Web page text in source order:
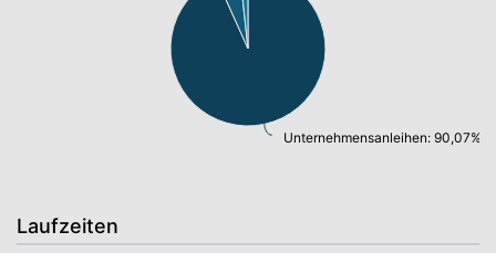
Unternehmensanleihen: 90,07%
Laufzeiten